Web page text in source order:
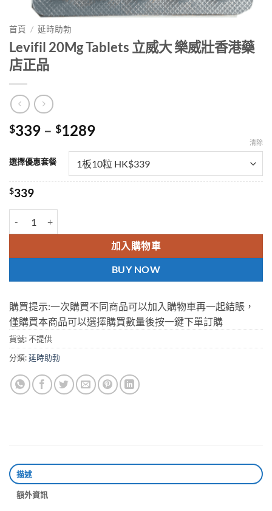
首頁 / 延時助勃
Levifil 20Mg Tablets 立威大 樂威壯香港藥
店正品
$339 – $1289Price
$339
through
$1289
選擇優惠套餐
清除
$339
加入購物車
BUY NOW
購買提示:一次購買不同商品可以加入購物車再一起結賬，
僅購買本商品可以選擇購買數量後按一鍵下單訂購
貨號:不提供
分類:延時助勃
描述
額外資訊